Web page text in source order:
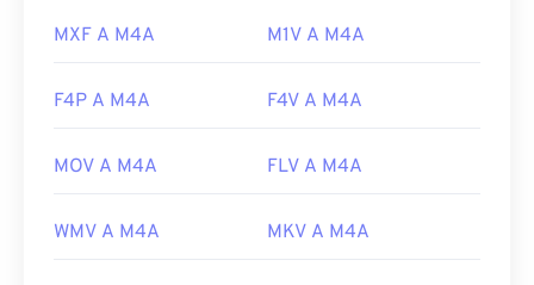
MXF A M4A M1V A M4A
F4P A M4A F4V A M4A
MOV A M4A FLV A M4A
WMV A M4A MKV A M4A